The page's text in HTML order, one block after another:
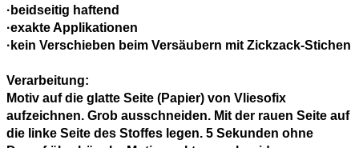
·beidseitig haftend
·exakte Applikationen
·kein Verschieben beim Versäubern mit Zickzack-Stichen
Verarbeitung:
Motiv auf die glatte Seite (Papier) von Vliesofix
aufzeichnen. Grob ausschneiden. Mit der rauen Seite auf
die linke Seite des Stoffes legen. 5 Sekunden ohne